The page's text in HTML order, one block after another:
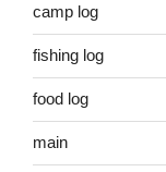
camp log
fishing log
food log
main